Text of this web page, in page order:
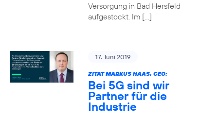
Versorgung in Bad Hersfeld
aufgestockt. Im […]
17. Juni 2019
ZITAT MARKUS HAAS, CEO:
Bei 5G sind wir
Partner für die
Industrie